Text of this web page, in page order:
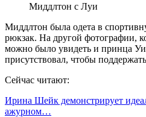
Миддлтон с Луи
Миддлтон была одета в
рюкзак. На другой фотографии,
можно было увидеть и принца
присутствовал, чтобы
Сейчас читают:
Ирина Шейк демонстрирует
ажурном…